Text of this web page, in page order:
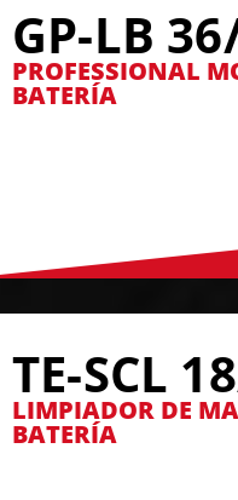
GP-LB
PROFESSIONAL
BATERÍA
TE-SCL
LIMPIADOR DE
BATERÍA